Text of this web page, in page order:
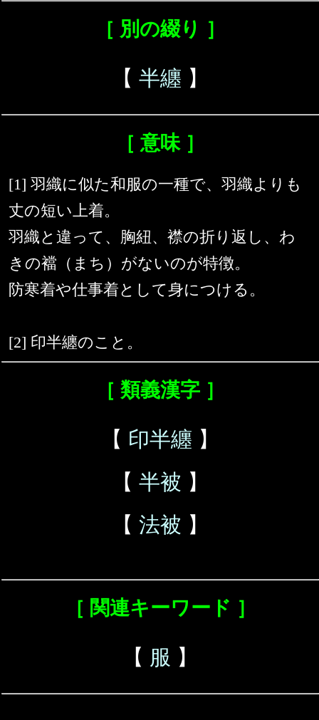
［ 別の綴り ］
【 半纏 】
［ 意味 ］
[1] 羽織に似た和服の一種で、羽織よりも
丈の短い上着。
羽織と違って、胸紐、襟の折り返し、わ
きの襠（まち）がないのが特徴。
防寒着や仕事着として身につける。
[2] 印半纏のこと。
［ 類義漢字 ］
【 印半纏 】
【 半被 】
【 法被 】
［ 関連キーワード ］
【 服 】